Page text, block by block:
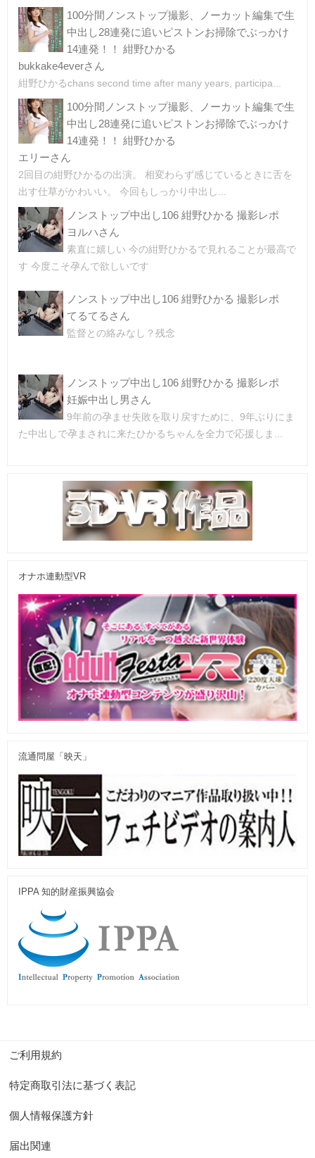
100分間ノンストップ撮影、ノーカット編集で生
中出し28連発に追いピストンお掃除でぶっかけ
14連発！！ 紺野ひかる
bukkake4everさん
紺野ひかるchans second time after many years, participa...
100分間ノンストップ撮影、ノーカット編集で生
中出し28連発に追いピストンお掃除でぶっかけ
14連発！！ 紺野ひかる
エリーさん
2回目の紺野ひかるの出演。 相変わらず感じているときに舌を
出す仕草がかわいい。 今回もしっかり中出し...
ノンストップ中出し106 紺野ひかる 撮影レポ
ヨルハさん
素直に嬉しい 今の紺野ひかるで見れることが最高で
す 今度こそ孕んで欲しいです
ノンストップ中出し106 紺野ひかる 撮影レポ
てるてるさん
監督との絡みなし？残念
ノンストップ中出し106 紺野ひかる 撮影レポ
妊娠中出し男さん
9年前の孕ませ失敗を取り戻すために、9年ぶりにま
た中出しで孕まされに来たひかるちゃんを全力で応援しま...
オナホ連動型VR
流通問屋「映天」
IPPA 知的財産振興協会
ご利用規約
特定商取引法に基づく表記
個人情報保護方針
届出関連